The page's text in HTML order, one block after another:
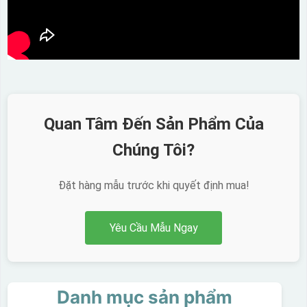
Quan Tâm Đến Sản Phẩm Của
Chúng Tôi?
Đặt hàng mẫu trước khi quyết định mua!
Yêu Cầu Mẫu Ngay
Danh mục sản phẩm